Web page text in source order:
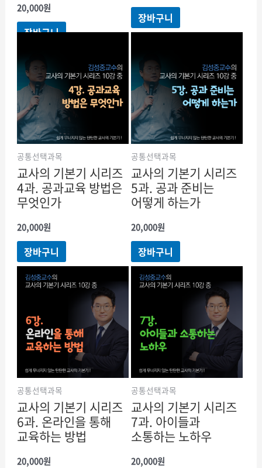
20,000원
장바구니
장바구니
공통선택과목
교사의 기본기 시리즈
4과. 공과교육 방법은
무엇인가
20,000원
장바구니
공통선택과목
교사의 기본기 시리즈
5과. 공과 준비는
어떻게 하는가
20,000원
장바구니
공통선택과목
교사의 기본기 시리즈
6과. 온라인을 통해
교육하는 방법
20,000원
공통선택과목
교사의 기본기 시리즈
7과. 아이들과
소통하는 노하우
20,000원